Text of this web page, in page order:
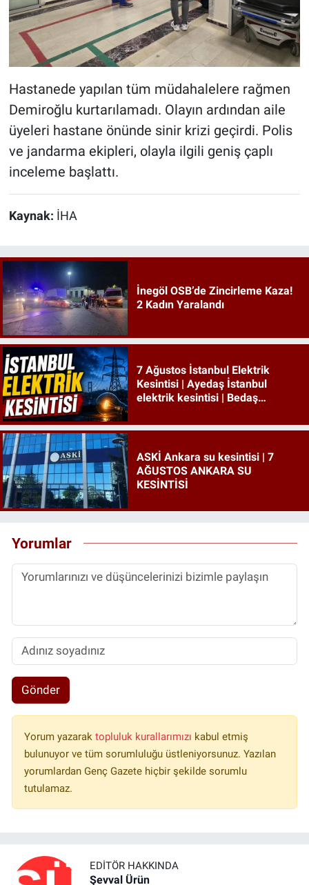
Hastanede yapılan tüm müdahalelere rağmen
Demiroğlu kurtarılamadı. Olayın ardından aile
üyeleri hastane önünde sinir krizi geçirdi. Polis
ve jandarma ekipleri, olayla ilgili geniş çaplı
inceleme başlattı.
Kaynak: İHA
İnegöl OSB’de Zincirleme Kaza!
2 Kadın Yaralandı
7 Ağustos İstanbul Elektrik
Kesintisi | Ayedaş İstanbul
elektrik kesintisi | Bedaş
ASKİ Ankara su kesintisi | 7
AĞUSTOS ANKARA SU
KESİNTİSİ
Yorumlar
Gönder
Yorum yazarak topluluk kurallarımızı kabul etmiş
bulunuyor ve tüm sorumluluğu üstleniyorsunuz. Yazılan
yorumlardan Genç Gazete hiçbir şekilde sorumlu
tutulamaz.
EDITÖR HAKKINDA
Şevval Ürün